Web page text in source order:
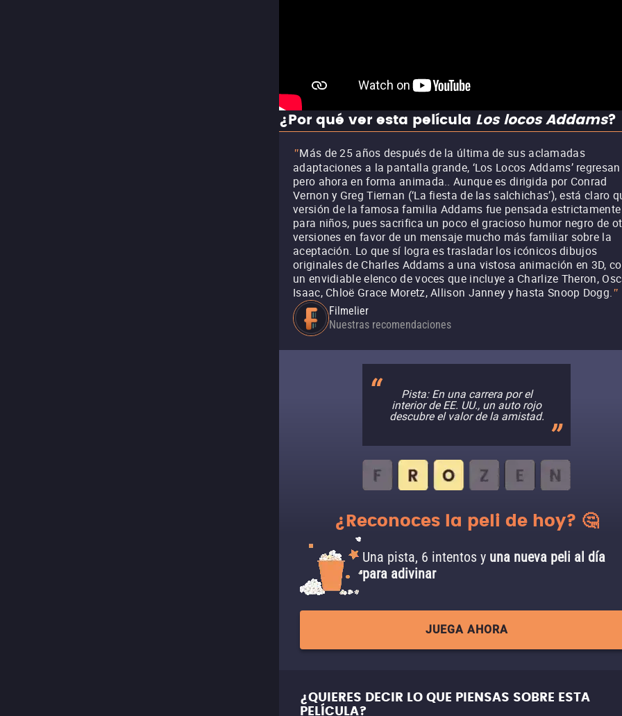
¿Por qué ver esta película Los locos Addams?
"Más de 25 años después de la última de sus aclamadas
adaptaciones a la pantalla grande, ‘Los Locos Addams’ regresan
pero ahora en forma animada.. Aunque es dirigida por Conrad
Vernon y Greg Tiernan (‘La fiesta de las salchichas’), está claro
versión de la famosa familia Addams fue pensada estrictamente
para niños, pues sacrifica un poco el gracioso humor negro de
versiones en favor de un mensaje mucho más familiar sobre la
aceptación. Lo que sí logra es trasladar los icónicos dibujos
originales de Charles Addams a una vistosa animación en 3D,
un envidiable elenco de voces que incluye a Charlize Theron,
Isaac, Chloë Grace Moretz, Allison Janney y hasta Snoop Dogg."
Filmelier
Nuestras recomendaciones
Pista: En una carrera por el
interior de EE. UU., un auto rojo
descubre el valor de la amistad.
¿Reconoces la peli de hoy? 🤔
Una pista, 6 intentos y una nueva peli al día
para adivinar
JUEGA AHORA
¿QUIERES DECIR LO QUE PIENSAS SOBRE ESTA
PELÍCULA?